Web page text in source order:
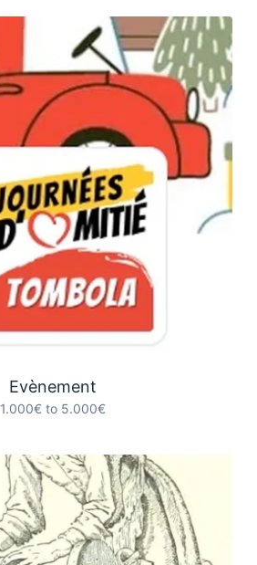
Evènement
1.000€ to 5.000€